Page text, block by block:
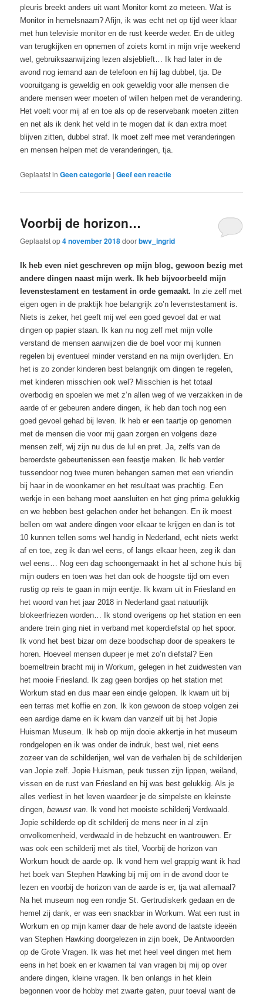
pleuris breekt anders uit want Monitor komt zo meteen. Wat is
Monitor in hemelsnaam? Afijn, ik was echt net op tijd weer klaar
met hun televisie monitor en de rust keerde weder. En de uitleg
van terugkijken en opnemen of zoiets komt in mijn vrije weekend
wel, gebruiksaanwijzing lezen alsjeblieft… Ik had later in de
avond nog iemand aan de telefoon en hij lag dubbel, tja. De
vooruitgang is geweldig en ook geweldig voor alle mensen die
andere mensen weer moeten of willen helpen met de verandering.
Het voelt voor mij af en toe als op de reservebank moeten zitten
en net als ik denk het veld in te mogen dat ik dan extra moet
blijven zitten, dubbel straf. Ik moet zelf mee met veranderingen
en mensen helpen met de veranderingen, tja.
Geplaatst in Geen categorie |Geef een reactie
Voorbij de horizon…
Geplaatst op4 november 2018doorbwv_ingrid
Ik heb even niet geschreven op mijn blog, gewoon bezig met
andere dingennaast mijn werk. Ik heb bijvoorbeeld mijn
levenstestamenten testament in orde gemaakt.
In zie zelf met
eigen ogen in de praktijk hoe belangrijk zo’n levenstestament is.
Niets is zeker, het geeft mij wel een goed gevoel dat er wat
dingen op papier staan. Ik kan nu nog zelf met mijn volle
verstand de mensen aanwijzen die de boel voor mij kunnen
regelen bij eventueel minder verstand en na mijn overlijden. En
het is zo zonder kinderen best belangrijk om dingen te regelen,
met kinderen misschien ook wel? Misschien is het totaal
overbodig en spoelen we met z’n allen weg of we verzakken in de
aarde of er gebeuren andere dingen, ik heb dan toch nog een
goed gevoel gehad bij leven. Ik heb er een taartje op genomen
met de mensen die voor mij gaan zorgen en volgens deze
mensen zelf, wij zijn nu dus de lul en pret. Ja, zelfs van de
beroerdste gebeurtenissen een feestje maken. Ik heb verder
tussendoor nog twee muren behangen samen met een vriendin
bij haar in de woonkamer en het resultaat was prachtig. Een
werkje in een behang moet aansluiten en het ging prima gelukkig
en we hebben best gelachen onder het behangen. En ik moest
bellen om wat andere dingen voor elkaar te krijgen en dan is tot
10 kunnen tellen soms wel handig in Nederland, echt niets werkt
af en toe, zeg ik dan wel eens, of langs elkaar heen, zeg ik dan
wel eens… Nog een dag schoongemaakt in het al schone huis bij
mijn ouders en toen was het dan ook de hoogste tijd om even
rustig op reis te gaan in mijn eentje. Ik kwam uit in Friesland en
het woord van het jaar 2018 in Nederland gaat natuurlijk
blokeerfriezen worden… Ik stond overigens op het station en een
andere trein ging niet in verband met koperdiefstal op het spoor.
Ik vond het best bizar om deze boodschap door de speakers te
horen. Hoeveel mensen dupeer je met zo’n diefstal? Een
boemeltrein bracht mij in Workum, gelegen in het zuidwesten van
het mooie Friesland. Ik zag geen bordjes op het station met
Workum stad en dus maar een eindje gelopen. Ik kwam uit bij
een terras met koffie en zon. Ik kon gewoon de stoep volgen zei
een aardige dame en ik kwam dan vanzelf uit bij het Jopie
Huisman Museum. Ik heb op mijn dooie akkertje in het museum
rondgelopen en ik was onder de indruk, best wel, niet eens
zozeer van de schilderijen, wel van de verhalen bij de schilderijen
van Jopie zelf. Jopie Huisman, peuk tussen zijn lippen, weiland,
vissen en de rust van Friesland en hij was best gelukkig. Als je
alles verliest in het leven waardeer je de simpelste en kleinste
dingen, bewust van. Ik vond het mooiste schilderij Verdwaald.
Jopie schilderde op dit schilderij de mens neer in al zijn
onvolkomenheid, verdwaald in de hebzucht en wantrouwen. Er
was ook een schilderij met als titel, Voorbij de horizon van
Workum houdt de aarde op. Ik vond hem wel grappig want ik had
het boek van Stephen Hawking bij mij om in de avond door te
lezen en voorbij de horizon van de aarde is er, tja wat allemaal?
Na het museum nog een rondje St. Gertrudiskerk gedaan en de
hemel zij dank, er was een snackbar in Workum. Wat een rust in
Workum en op mijn kamer daar de hele avond de laatste ideeën
van Stephen Hawking doorgelezen in zijn boek, De Antwoorden
op de Grote Vragen. Ik was het met heel veel dingen met hem
eens in het boek en er kwamen tal van vragen bij mij op over
andere dingen, kleine vragen. Ik ben onlangs in het klein
begonnen voor de hobby met zwarte gaten, puur toeval want de